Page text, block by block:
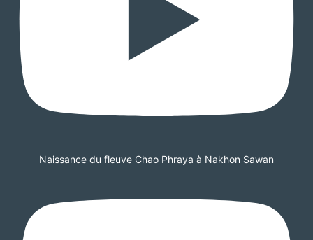
Naissance du fleuve Chao Phraya à Nakhon Sawan